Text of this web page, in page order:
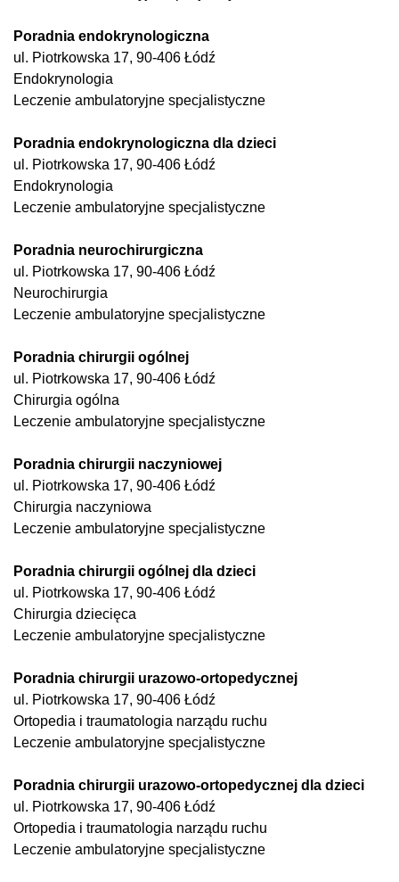
Poradnia endokrynologiczna
ul. Piotrkowska 17, 90-406 Łódź
Endokrynologia
Leczenie ambulatoryjne specjalistyczne
Poradnia endokrynologiczna dla dzieci
ul. Piotrkowska 17, 90-406 Łódź
Endokrynologia
Leczenie ambulatoryjne specjalistyczne
Poradnia neurochirurgiczna
ul. Piotrkowska 17, 90-406 Łódź
Neurochirurgia
Leczenie ambulatoryjne specjalistyczne
Poradnia chirurgii ogólnej
ul. Piotrkowska 17, 90-406 Łódź
Chirurgia ogólna
Leczenie ambulatoryjne specjalistyczne
Poradnia chirurgii naczyniowej
ul. Piotrkowska 17, 90-406 Łódź
Chirurgia naczyniowa
Leczenie ambulatoryjne specjalistyczne
Poradnia chirurgii ogólnej dla dzieci
ul. Piotrkowska 17, 90-406 Łódź
Chirurgia dziecięca
Leczenie ambulatoryjne specjalistyczne
Poradnia chirurgii urazowo-ortopedycznej
ul. Piotrkowska 17, 90-406 Łódź
Ortopedia i traumatologia narządu ruchu
Leczenie ambulatoryjne specjalistyczne
Poradnia chirurgii urazowo-ortopedycznej dla dzieci
ul. Piotrkowska 17, 90-406 Łódź
Ortopedia i traumatologia narządu ruchu
Leczenie ambulatoryjne specjalistyczne